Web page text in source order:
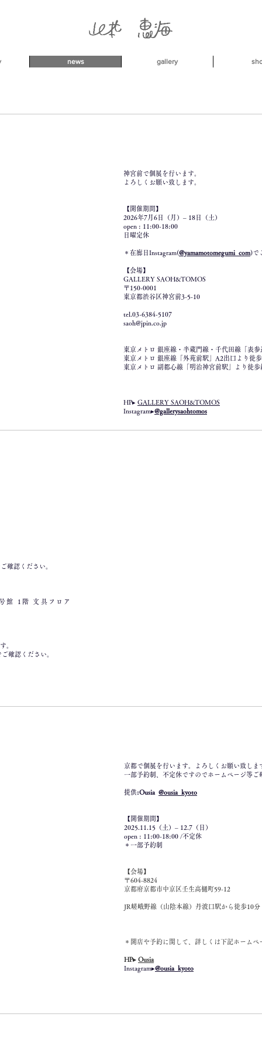
news gallery
神宮前で個展を行います。
よろしくお願い致します。
【開催期間】
2026年7月6日（月）– 18日（土）
open : 11:00-18:00
日曜定休
＊ ​在廊日Instagram(@yamamotomegumi_com)で
【会場】
GALLERY SAOH&TOMOS
〒150-0001
東京都渋谷区神宮前3-5-10
tel.03-6384-5107
saoh@jpin.co.jp
東京メトロ 銀座線・半蔵門線・千代田線「表
東京メトロ 銀座線「外苑前駅」A2出口より徒
東京メトロ 副都心線「明治神宮前駅」より徒歩
HP▸ GALLERY SAOH&TOMOS
Instagram▸@gallerysaohtomos
確認ください。
館 1階 文具フロア
。
確認ください。
京都で個展を行います。
よろしくお願い致しま
一部予約制、不定休ですのでホームページ等ご
提供:Ousia @ousia_kyoto
【開催期間】
2025.11.15（土）– 12.7（日）
open : 11:00-18:00 /不定休
＊一部予約制
【会場】
〒604-8824
京都府京都市中京区壬生高樋町59-12
JR嵯峨野線（山陰本線）丹波口駅から徒歩10分
＊開店や予約に関して、詳しくは下記ホームペ
HP▸ Ousia
Instagram▸@ousia_kyoto